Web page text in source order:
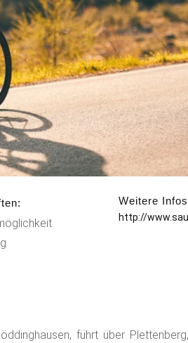
Weitere Infos
http://
führt über